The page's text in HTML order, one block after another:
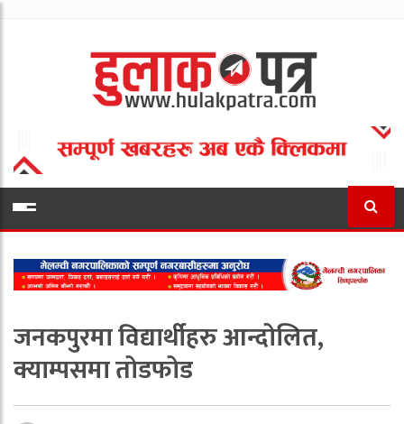
जनकपुरमा विद्यार्थीहरु आन्दोलित,
क्याम्पसमा तोडफोड